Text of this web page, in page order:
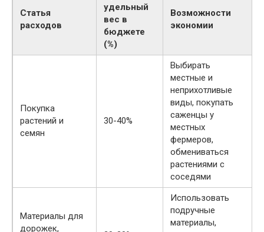
Статья
расходов
удельный
вес в
бюджете
(%)
Возможности
экономии
Покупка
растений и
семян
30-40%
Выбирать
местные и
неприхотливые
виды, покупать
саженцы у
местных
фермеров,
обмениваться
растениями с
соседями
Материалы для
дорожек,
Использовать
подручные
материалы,